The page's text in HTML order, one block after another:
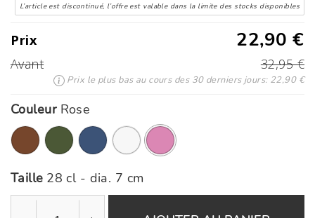
L’article est discontinué, l’offre est valable dans la limite des stocks disponibles
Prix 22,90 €
Avant 32,95 €
Prix le plus bas au cours des 30 derniers jours: 22,90 €
Couleur Rose
ont été sélectionnés
Taille 28 cl - dia. 7 cm